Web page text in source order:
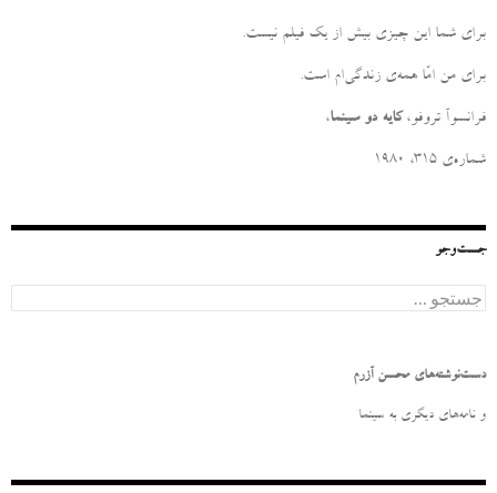
برای شما این چیزی بیش از یک فیلم نیست.
برای من امّا همه‌ی زندگی‌ام است.
فرانسوآ تروفو، کایه دو سینما،
شماره‌ی ۳۱۵، ۱۹۸۰
جست‌وجو
ج
س
و
ر
دست‌نوشته‌های محسن آزرم
و نامه‌‌های دیگری به سینما